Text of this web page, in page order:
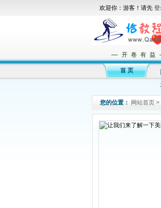
— 开 卷 有 益
欢迎你：游客！请先
首 页
您的位置： 网站首页 >